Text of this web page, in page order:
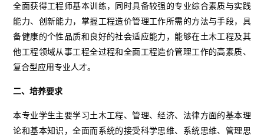
全面获得工程师基本训练，同时具备较强的专业综合素质与实践
能力、创新能力，掌握工程造价管理工作所需的方法与手段，具
备健康的个性品质和良好的社会适应能力，能够在土木工程及其
他工程领域从事工程全过程和全面工程造价管理工作的高素质、
复合型应用专业人才。
二、培养要求
本专业学生主要学习土木工程、管理、经济、法律方面的基本理
论和基本知识，全面而系统的接受科学思维、系统思维、管理思